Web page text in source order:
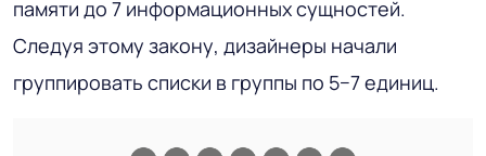
памяти до 7 информационных сущностей.
Следуя этому закону, дизайнеры начали
группировать списки в группы по 5−7 единиц.